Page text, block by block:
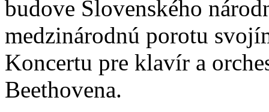
budove Slovenského
medzinárodnú porotu
Koncertu pre klavír a
Beethovena.